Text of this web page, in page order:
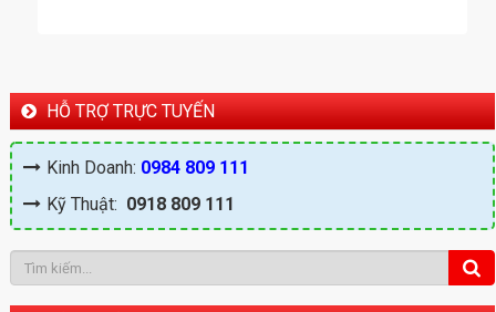
HỖ TRỢ TRỰC TUYẾN
Kinh Doanh: 0984 809 111
Kỹ Thuật: 0918 809 111